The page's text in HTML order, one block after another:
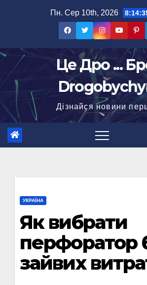
Пн. Сер 10th, 2026
Це Дро ...
Дізнайся новини
УКРАЇНА
Як вибрати
перфоратор
зайвих